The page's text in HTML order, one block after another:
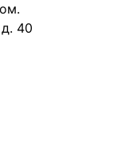
40